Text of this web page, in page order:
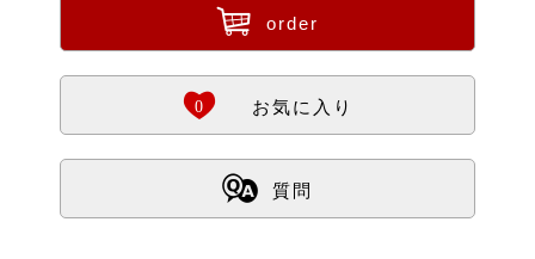
ü order
Ö
0 お気に入り
ß 質問